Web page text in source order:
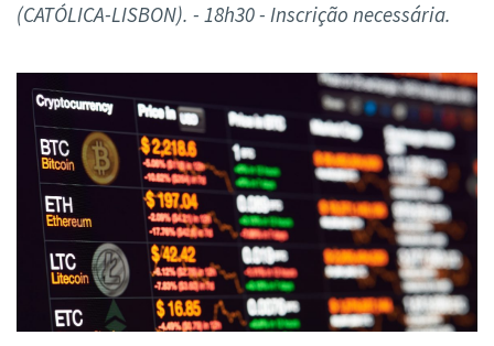
(CATÓLICA-LISBON). - 18h30 - Inscrição necessária.